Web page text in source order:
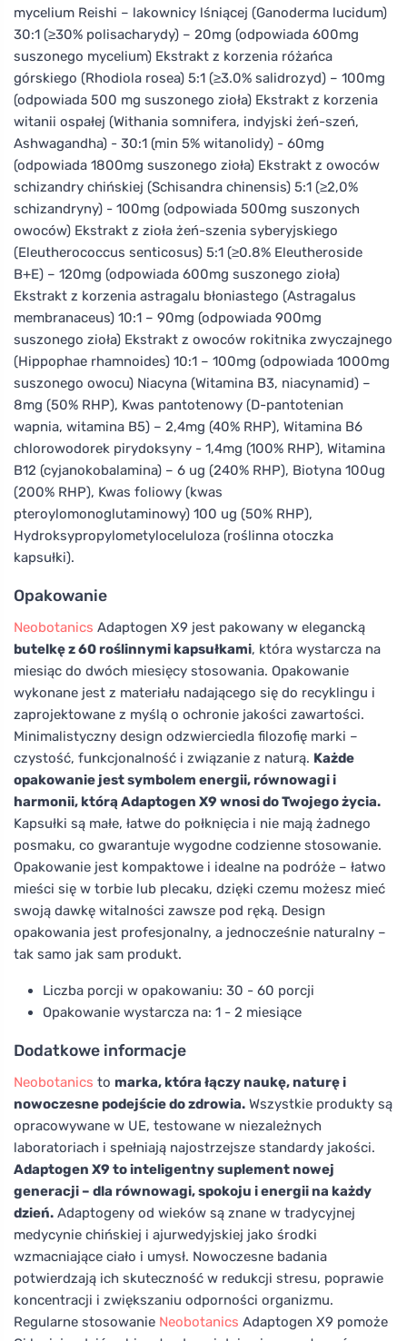
mycelium Reishi – lakownicy lśniącej (Ganoderma lucidum)
30:1 (≥30% polisacharydy) – 20mg (odpowiada 600mg
suszonego mycelium) Ekstrakt z korzenia różańca
górskiego (Rhodiola rosea) 5:1 (≥3.0% salidrozyd) – 100mg
(odpowiada 500 mg suszonego zioła) Ekstrakt z korzenia
witanii ospałej (Withania somnifera, indyjski żeń-szeń,
Ashwagandha) - 30:1 (min 5% witanolidy) - 60mg
(odpowiada 1800mg suszonego zioła) Ekstrakt z owoców
schizandry chińskiej (Schisandra chinensis) 5:1 (≥2,0%
schizandryny) - 100mg (odpowiada 500mg suszonych
owoców) Ekstrakt z zioła żeń-szenia syberyjskiego
(Eleutherococcus senticosus) 5:1 (≥0.8% Eleutheroside
B+E) – 120mg (odpowiada 600mg suszonego zioła)
Ekstrakt z korzenia astragalu błoniastego (Astragalus
membranaceus) 10:1 – 90mg (odpowiada 900mg
suszonego zioła) Ekstrakt z owoców rokitnika zwyczajnego
(Hippophae rhamnoides) 10:1 – 100mg (odpowiada 1000mg
suszonego owocu) Niacyna (Witamina B3, niacynamid) –
8mg (50% RHP), Kwas pantotenowy (D-pantotenian
wapnia, witamina B5) – 2,4mg (40% RHP), Witamina B6
chlorowodorek pirydoksyny - 1,4mg (100% RHP), Witamina
B12 (cyjanokobalamina) – 6 ug (240% RHP), Biotyna 100ug
(200% RHP), Kwas foliowy (kwas
pteroylomonoglutaminowy) 100 ug (50% RHP),
Hydroksypropylometyloceluloza (roślinna otoczka
kapsułki).
Opakowanie
Neobotanics Adaptogen X9 jest pakowany w elegancką
butelkę z 60 roślinnymi kapsułkami, która wystarcza na
miesiąc do dwóch miesięcy stosowania. Opakowanie
wykonane jest z materiału nadającego się do recyklingu i
zaprojektowane z myślą o ochronie jakości zawartości.
Minimalistyczny design odzwierciedla filozofię marki –
czystość, funkcjonalność i związanie z naturą. Każde
opakowanie jest symbolem energii, równowagi i
harmonii, którą Adaptogen X9 wnosi do Twojego życia.
Kapsułki są małe, łatwe do połknięcia i nie mają żadnego
posmaku, co gwarantuje wygodne codzienne stosowanie.
Opakowanie jest kompaktowe i idealne na podróże – łatwo
mieści się w torbie lub plecaku, dzięki czemu możesz mieć
swoją dawkę witalności zawsze pod ręką. Design
opakowania jest profesjonalny, a jednocześnie naturalny –
tak samo jak sam produkt.
Liczba porcji w opakowaniu: 30 - 60 porcji
Opakowanie wystarcza na: 1 - 2 miesiące
Dodatkowe informacje
Neobotanics to marka, która łączy naukę, naturę i
nowoczesne podejście do zdrowia. Wszystkie produkty są
opracowywane w UE, testowane w niezależnych
laboratoriach i spełniają najostrzejsze standardy jakości.
Adaptogen X9 to inteligentny suplement nowej
generacji – dla równowagi, spokoju i energii na każdy
dzień. Adaptogeny od wieków są znane w tradycyjnej
medycynie chińskiej i ajurwedyjskiej jako środki
wzmacniające ciało i umysł. Nowoczesne badania
potwierdzają ich skuteczność w redukcji stresu, poprawie
koncentracji i zwiększaniu odporności organizmu.
Regularne stosowanie Neobotanics Adaptogen X9 pomoże